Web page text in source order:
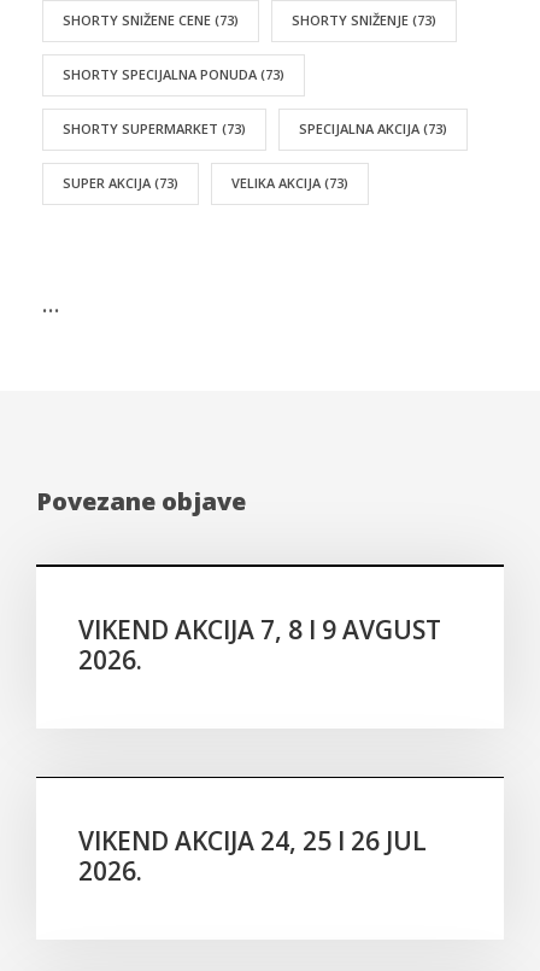
SHORTY SNIŽENE CENE (73) SHORTY SNIŽENJE (73)
SHORTY SPECIJALNA PONUDA (73)
SHORTY SUPERMARKET (73) SPECIJALNA AKCIJA (73)
SUPER AKCIJA (73) VELIKA AKCIJA (73)
…
Povezane objave
VIKEND AKCIJA 7, 8 I 9 AVGUST
2026.
VIKEND AKCIJA 24, 25 I 26 JUL
2026.